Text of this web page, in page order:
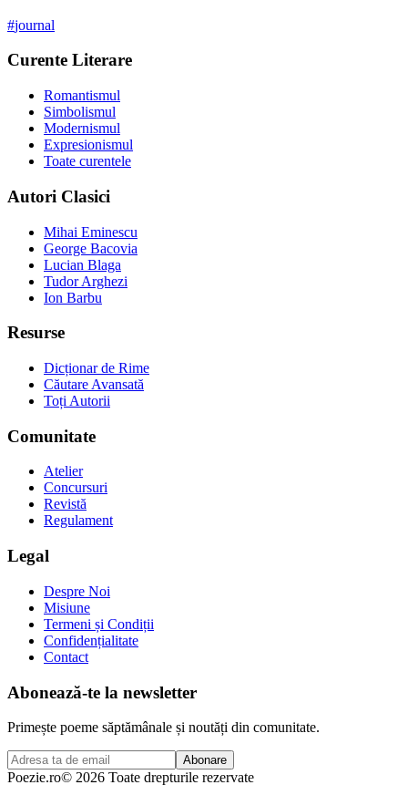
#journal
Curente Literare
Romantismul
Simbolismul
Modernismul
Expresionismul
Toate curentele
Autori Clasici
Mihai Eminescu
George Bacovia
Lucian Blaga
Tudor Arghezi
Ion Barbu
Resurse
Dicționar de Rime
Căutare Avansată
Toți Autorii
Comunitate
Atelier
Concursuri
Revistă
Regulament
Legal
Despre Noi
Misiune
Termeni și Condiții
Confidențialitate
Contact
Abonează-te la newsletter
Primește poeme săptămânale și noutăți din comunitate.
Abonare
Poezie.ro© 2026 Toate drepturile rezervate